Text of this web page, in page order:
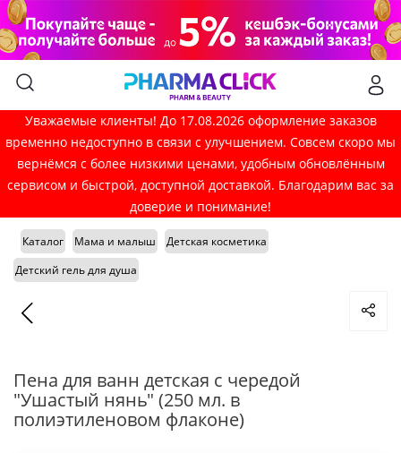
Уважаемые клиенты! До 17.08.2026 оформление заказов
временно недоступно в связи с улучшением. Совсем скоро мы
вернёмся с более низкими ценами, удобным обновлённым
сервисом и быстрой, доступной доставкой. Благодарим вас за
доверие и понимание!
Каталог Мама и малыш
Детская косметика
Детский гель для душа
Пена для ванн детская с чередой
"Ушастый нянь" (250 мл. в
полиэтиленовом флаконе)